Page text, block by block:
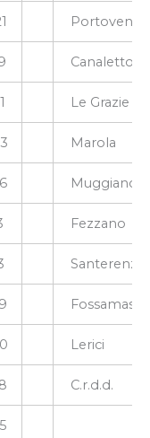
Canaletto
Le Grazie
Marola
Muggiano
Fezzano
Santerenzo
Lerici
C.r.d.d.